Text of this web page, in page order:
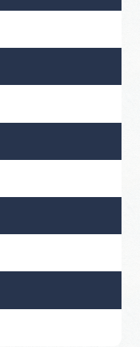
Ｔ岐阜県」
ンペーン
ガイド
皆様へ